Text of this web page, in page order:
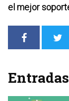
el mejor